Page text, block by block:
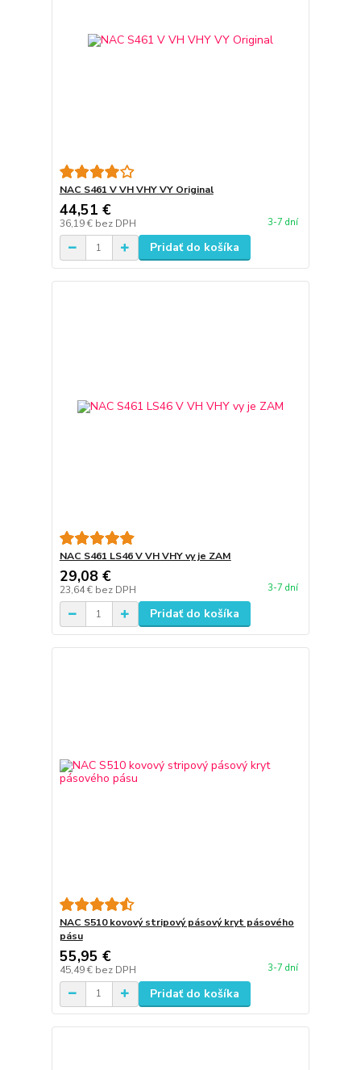
NAC S461 V VH VHY VY Original
44,51 €
36,19 € bez DPH 3-7 dní
Pridať do košíka
NAC S461 LS46 V VH VHY vy je ZAM
29,08 €
23,64 € bez DPH 3-7 dní
Pridať do košíka
NAC S510 kovový stripový pásový kryt pásového
pásu
55,95 €
45,49 € bez DPH 3-7 dní
Pridať do košíka